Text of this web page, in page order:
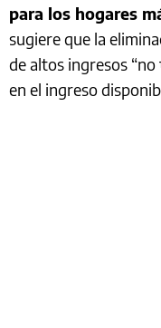
para los hogares
sugiere que la
de altos ingresos
en el ingreso